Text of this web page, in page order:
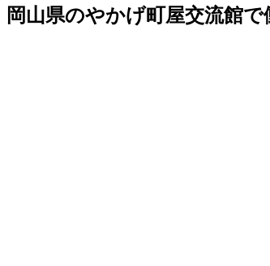
岡山県のやかげ町屋交流館